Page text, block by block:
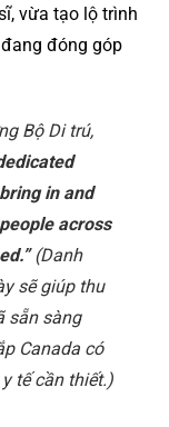
vừa tạo lộ trình
đóng góp
Bộ Di trú,
in and
across
(Danh
sẽ giúp thu
sẵn sàng
Canada có
tế cần thiết.)